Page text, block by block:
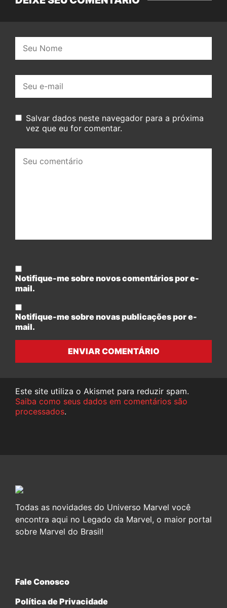
mail:
Salvar dados neste navegador para a próxima
vez que eu for comentar.
comentário:
Notifique-me sobre novos comentários por e-
mail.
Notifique-me sobre novas publicações por e-
mail.
ENVIAR COMENTÁRIO
Este site utiliza o Akismet para reduzir spam.
Saiba como seus dados em comentários são
processados.
Todas as novidades do Universo Marvel você
encontra aqui no Legado da Marvel, o maior portal
sobre Marvel do Brasil!
Fale Conosco
Política de Privacidade